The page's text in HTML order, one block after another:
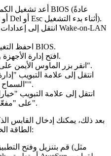
بالضغط على مفتاح مثل F2 أو Del أو Esc أثناء بدء التشغيل).
احفظ التغييرات واخرج من إعدادات BIOS.
افتح إدارة الأجهزة وابحث عن محول الشبكة.
انقر بزر الماوس الأيمن على المحول واختر "خصائص".
"السماح لهذا الجهاز بإيقاظ الكمبيوتر".
"Wake on Magic Packet" على "مفعّل".
بعد ذلك، يمكنك إدخال القابس
الطاقة الخاص بالكمبيوتر بالقابس الذكي، ثم: